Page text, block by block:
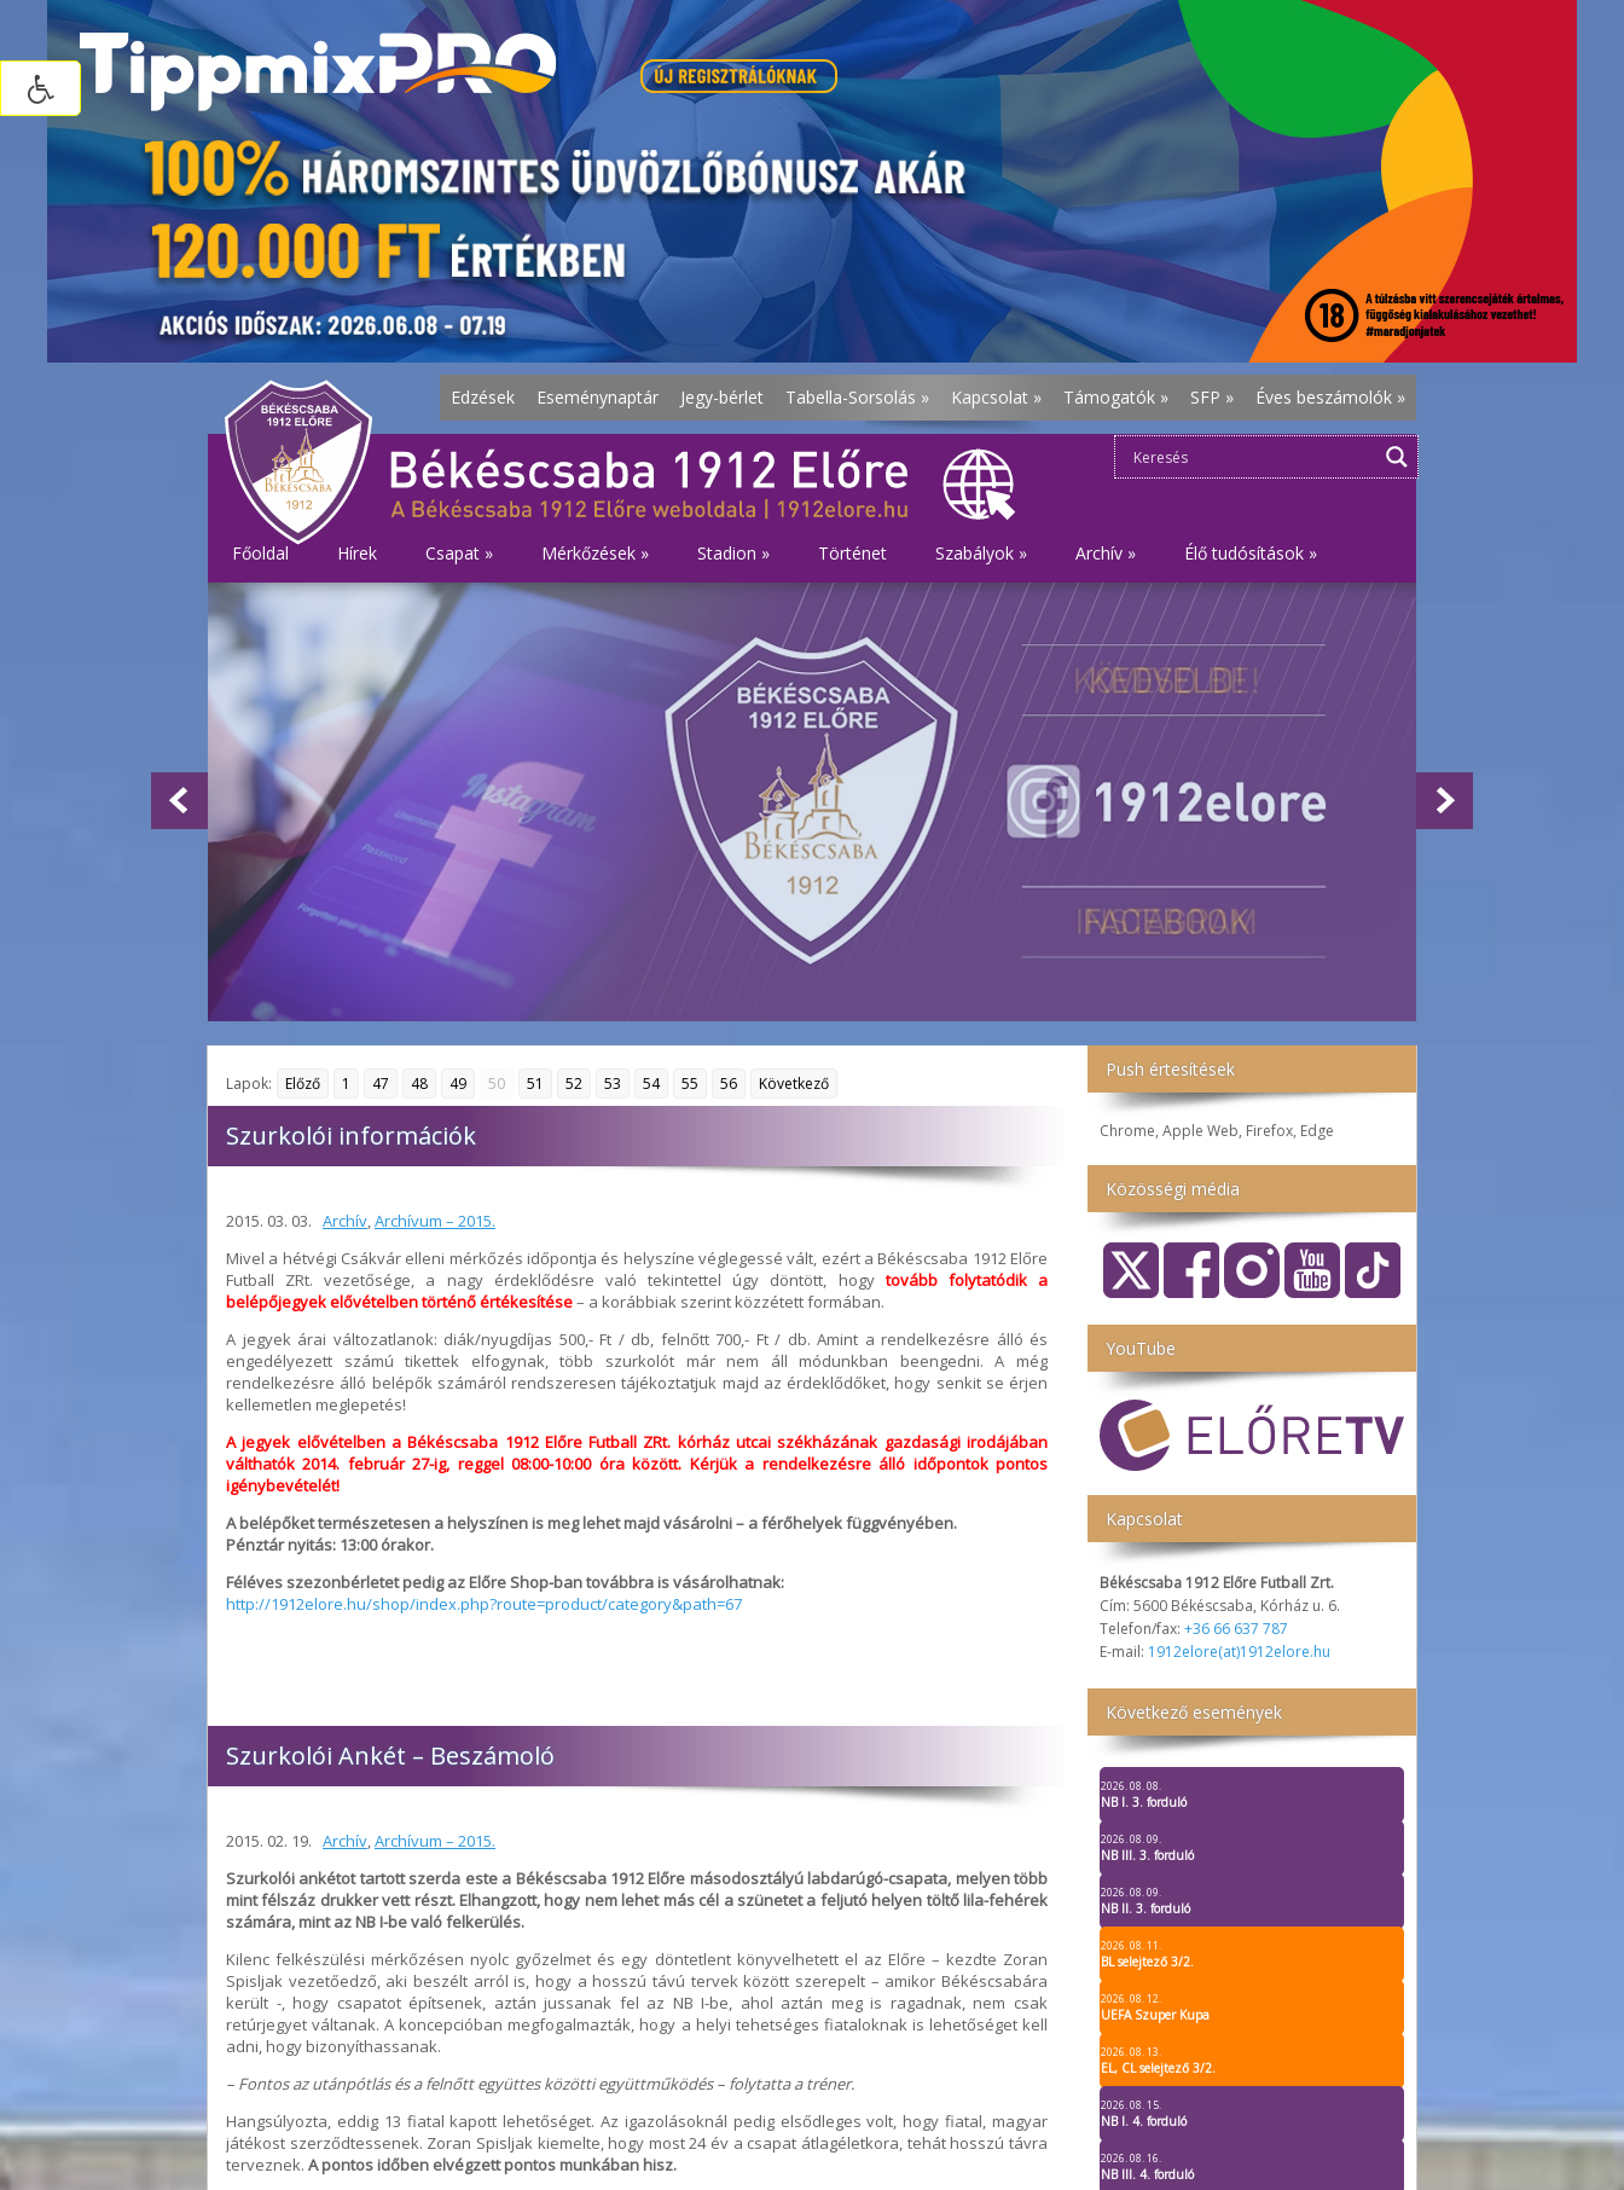
Edzések Eseménynaptár Jegy-bérlet Tabella-Sorsolás » Kapcsolat » Támogatók » SFP » Éves beszámolók »
Főoldal Hírek Csapat » Mérkőzések » Stadion » Történet Szabályok » Archív » Élő tudósítások »
Push értesítések
Chrome, Apple Web, Firefox, Edge
Közösségi média
YouTube
Kapcsolat
Békéscsaba 1912 Előre Futball Zrt.
Cím: 5600 Békéscsaba, Kórház u. 6.
Telefon/fax: +36 66 637 787
E-mail: 1912elore(at)1912elore.hu
Következő események
2026. 08. 08.
NB I. 3. forduló
2026. 08. 09.
NB III. 3. forduló
2026. 08. 09.
NB II. 3. forduló
2026. 08. 11.
BL selejtező 3/2.
2026. 08. 12.
UEFA Szuper Kupa
2026. 08. 13.
EL, CL selejtező 3/2.
2026. 08. 15.
NB I. 4. forduló
2026. 08. 16.
NB III. 4. forduló
Lapok: Előző 1 47 48 49 50 51 52 53 54 55 56 Következő
Szurkolói információk
2015. 03. 03. Archív,Archívum – 2015.
Mivel a hétvégi Csákvár elleni mérkőzés időpontja és helyszíne véglegessé vált, ezért a Békéscsaba 1912 Előre
Futball ZRt. vezetősége, a nagy érdeklődésre való tekintettel úgy döntött, hogytovább folytatódik a
belépőjegyek elővételben történő értékesítése– a korábbiak szerint közzétett formában.
A jegyek árai változatlanok: diák/nyugdíjas 500,- Ft / db, felnőtt 700,- Ft / db. Amint a rendelkezésre álló és
engedélyezett számú tikettek elfogynak, több szurkolót már nem áll módunkban beengedni. A még
rendelkezésre álló belépők számáról rendszeresen tájékoztatjuk majd az érdeklődőket, hogy senkit se érjen
kellemetlen meglepetés!
A jegyek elővételben a Békéscsaba 1912 Előre Futball ZRt. kórház utcai székházának gazdasági irodájában
válthatók 2014. február 27-ig, reggel 08:00-10:00 óra között. Kérjük a rendelkezésre álló időpontok pontos
igénybevételét!
A belépőket természetesen a helyszínen is meg lehet majd vásárolni – a férőhelyek függvényében.
Pénztár nyitás: 13:00 órakor.
Féléves szezonbérletet pedig az Előre Shop-ban továbbra is vásárolhatnak:
http://1912elore.hu/shop/index.php?route=product/category&path=67
Szurkolói Ankét – Beszámoló
2015. 02. 19. Archív,Archívum – 2015.
Szurkolói ankétot tartott szerda este a Békéscsaba 1912 Előre másodosztályú labdarúgó-csapata, melyen több
mint félszáz drukker vett részt. Elhangzott, hogy nem lehet más cél a szünetet a feljutó helyen töltő lila-fehérek
számára, mint az NB I-be való felkerülés.
Kilenc felkészülési mérkőzésen nyolc győzelmet és egy döntetlent könyvelhetett el az Előre – kezdte Zoran
Spisljak vezetőedző, aki beszélt arról is, hogy a hosszú távú tervek között szerepelt – amikor Békéscsabára
került -, hogy csapatot építsenek, aztán jussanak fel az NB I-be, ahol aztán meg is ragadnak, nem csak
retúrjegyet váltanak. A koncepcióban megfogalmazták, hogy a helyi tehetséges fiataloknak is lehetőséget kell
adni, hogy bizonyíthassanak.
– Fontos az utánpótlás és a felnőtt együttes közötti együttműködés – folytatta a tréner.
Hangsúlyozta, eddig 13 fiatal kapott lehetőséget. Az igazolásoknál pedig elsődleges volt, hogy fiatal, magyar
játékost szerződtessenek. Zoran Spisljak kiemelte, hogy most 24 év a csapat átlagéletkora, tehát hosszú távra
terveznek. A pontos időben elvégzett pontos munkában hisz.